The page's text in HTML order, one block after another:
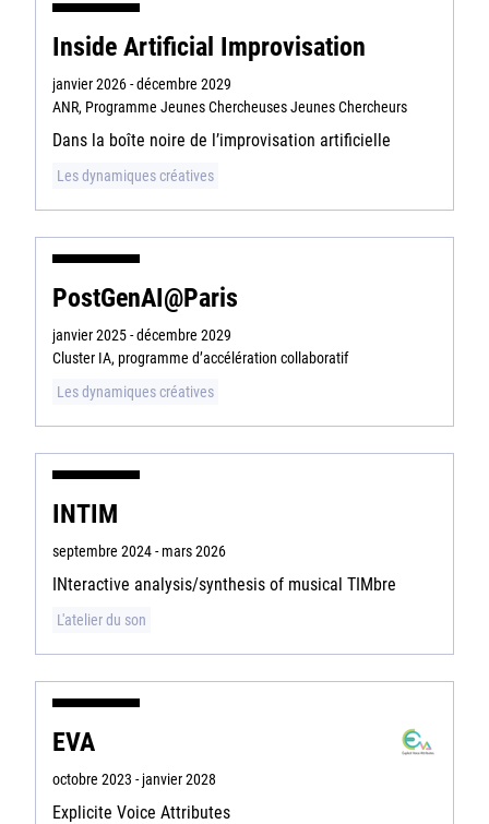
Sorbonne Université
Rester informé
Offres d'emplois/stages
Login/Signup
Inside Artificial Improvisation
janvier 2026 - décembre 2029
ANR, Programme Jeunes Chercheuses Jeunes Chercheurs
Dans la boîte noire de l’improvisation artificielle
Les dynamiques créatives
PostGenAI@Paris
janvier 2025 - décembre 2029
Cluster IA, programme d’accélération collaboratif
Les dynamiques créatives
INTIM
septembre 2024 - mars 2026
INteractive analysis/synthesis of musical TIMbre
L'atelier du son
EVA
octobre 2023 - janvier 2028
Explicite Voice Attributes